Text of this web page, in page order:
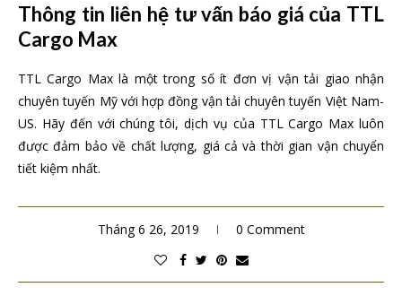
Thông tin liên hệ tư vấn báo giá của TTL
Cargo Max
TTL Cargo Max là một trong số ít đơn vị vận tải giao nhận
chuyên tuyến Mỹ với hợp đồng vận tải chuyên tuyến Việt Nam-
US. Hãy đến với chúng tôi, dịch vụ của TTL Cargo Max luôn
được đảm bảo về chất lượng, giá cả và thời gian vận chuyển
tiết kiệm nhất.
Tháng 6 26, 2019 0 Comment